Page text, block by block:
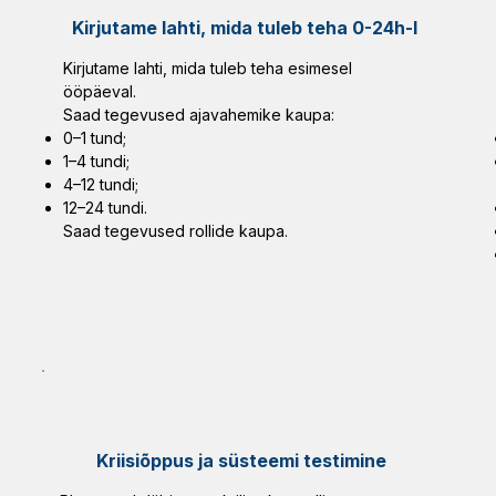
Kirjutame lahti, mida tuleb teha 0-24h-l
Kirjutame lahti, mida tuleb teha esimesel
ööpäeval.
Saad tegevused ajavahemike kaupa:
0–1 tund;
1–4 tundi;
4–12 tundi;
12–24 tundi.
Saad tegevused rollide kaupa.
Kriisiõppus ja süsteemi testimine